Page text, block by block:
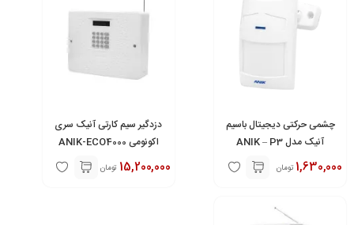
چشمی حرکتی دیجیتال باسیم
آنیک مدل ANIK – P3
1,630,000 تومان
دزدگیر سیم کارتی آنیک سری
اکونومی ANIK-ECO4000
15,200,000 تومان